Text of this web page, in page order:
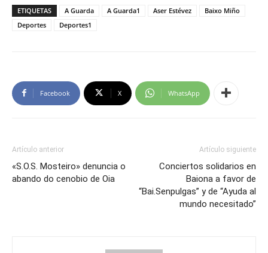
ETIQUETAS A Guarda A Guarda1 Aser Estévez
Baixo Miño
Deportes
Deportes1
Facebook X WhatsApp
Artículo anterior
«S.O.S. Mosteiro» denuncia o
abando do cenobio de Oia
Artículo siguiente
Conciertos solidarios en
Baiona a favor de
“Bai.Senpulgas” y de “Ayuda al
mundo necesitado”